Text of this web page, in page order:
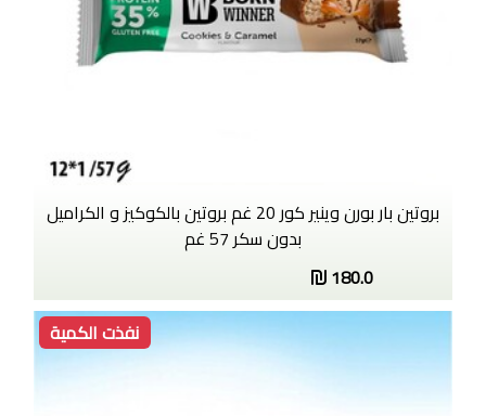
بروتين بار بورن وينير كور 20 غم بروتين بالكوكيز و الكراميل
بدون سكر 57 غم
180.0
نفذت الكمية